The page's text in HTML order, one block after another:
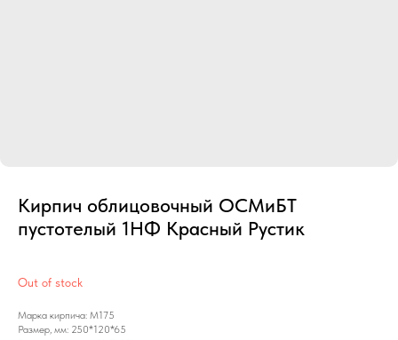
Кирпич облицовочный ОСМиБТ
пустотелый 1НФ Красный Рустик
Out of stock
Марка кирпича: М175
Размер, мм: 250*120*65